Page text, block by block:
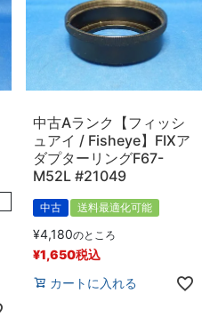
中古Aランク【フィッシ
ュアイ / Fisheye】FIXア
ダプターリングF67-
M52L #21049
中古 送料最適化可能
¥4,180のところ
¥1,650税込
カートに入れる